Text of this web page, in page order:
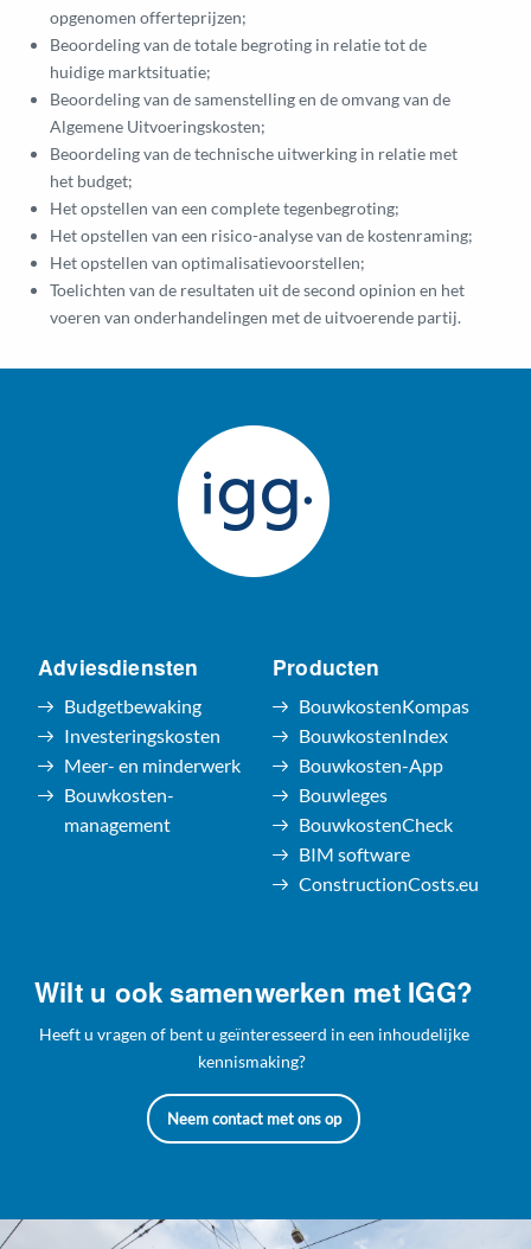
opgenomen offerteprijzen;
Beoordeling van de totale begroting in relatie tot de
huidige marktsituatie;
Beoordeling van de samenstelling en de omvang van de
Algemene Uitvoeringskosten;
Beoordeling van de technische uitwerking in relatie met
het budget;
Het opstellen van een complete tegenbegroting;
Het opstellen van een risico-analyse van de kostenraming;
Het opstellen van optimalisatievoorstellen;
Toelichten van de resultaten uit de second opinion en het
voeren van onderhandelingen met de uitvoerende partij.
Adviesdiensten
Budgetbewaking
Investeringskosten
Meer- en minderwerk
Bouwkosten-
management
Producten
BouwkostenKompas
BouwkostenIndex
Bouwkosten-App
Bouwleges
BouwkostenCheck
BIM software
ConstructionCosts.eu
Wilt u ook samenwerken met IGG?
Heeft u vragen of bent u geïnteresseerd in een inhoudelijke
kennismaking?
Neem contact met ons op